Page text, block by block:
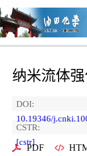
纳米流体
DOI:
10.19346/
CSTR:
[cstr]
PDF